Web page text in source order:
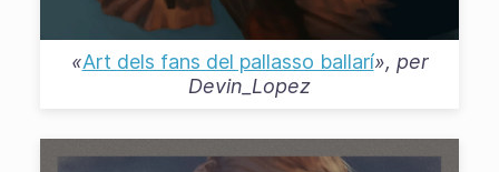
«Art dels fans del pallasso ballarí», per
Devin_Lopez